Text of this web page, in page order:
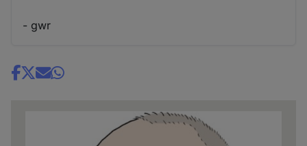
- gwr
Share